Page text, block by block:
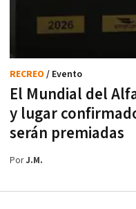
El Mundial del
y lugar
serán premiadas
RECREO / Evento
PorJ.M.